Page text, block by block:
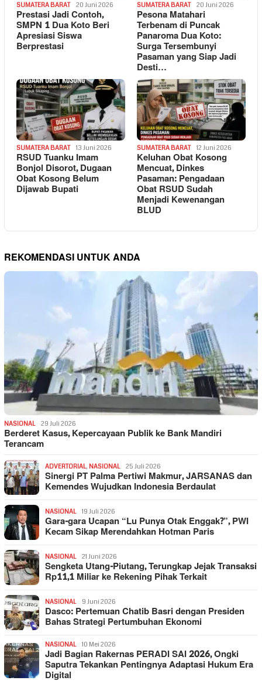
SUMATERA BARAT 20 Juni 2026
Prestasi Jadi Contoh,
SMPN 1 Dua Koto Beri
Apresiasi Siswa
Berprestasi
SUMATERA BARAT 20 Juni 2026
Pesona Matahari
Terbenam di Puncak
Panaroma Dua Koto:
Surga Tersembunyi
Pasaman yang Siap Jadi
Desti…
SUMATERA BARAT 13 Juni 2026
RSUD Tuanku Imam
Bonjol Disorot, Dugaan
Obat Kosong Belum
Dijawab Bupati
SUMATERA BARAT 12 Juni 2026
Keluhan Obat Kosong
Mencuat, Dinkes
Pasaman: Pengadaan
Obat RSUD Sudah
Menjadi Kewenangan
BLUD
REKOMENDASI UNTUK ANDA
NASIONAL 29 Juli 2026
Berderet Kasus, Kepercayaan Publik ke Bank Mandiri
Terancam
ADVERTORIAL, NASIONAL 25 Juli 2026
Sinergi PT Palma Pertiwi Makmur, JARSANAS dan
Kemendes Wujudkan Indonesia Berdaulat
NASIONAL 19 Juli 2026
Gara-gara Ucapan “Lu Punya Otak Enggak?”, PWI
Kecam Sikap Merendahkan Hotman Paris
NASIONAL 21 Juni 2026
Sengketa Utang-Piutang, Terungkap Jejak Transaksi
Rp11,1 Miliar ke Rekening Pihak Terkait
NASIONAL 9 Juni 2026
Dasco: Pertemuan Chatib Basri dengan Presiden
Bahas Strategi Pertumbuhan Ekonomi
NASIONAL 10 Mei 2026
Jadi Bagian Rakernas PERADI SAI 2026, Ongki
Saputra Tekankan Pentingnya Adaptasi Hukum Era
Digital